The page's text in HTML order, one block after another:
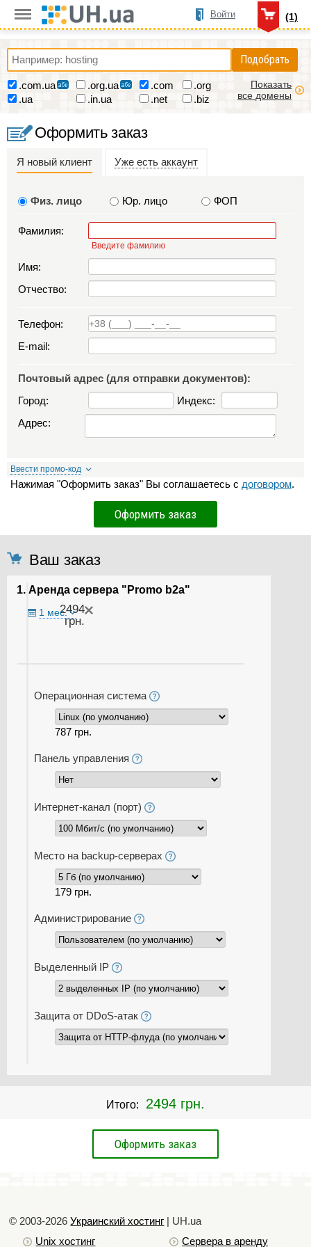
(1)
Войти
Подобрать
.com.ua .org.ua .com
.org
.ua
.in.ua .net .biz
Показать
все домены
Оформить заказ
Я новый клиент Уже есть аккаунт
Физ. лицо Юр. лицо ФОП
Фамилия:
Введите фамилию
Имя:
Отчество:
Телефон:
E-mail:
Почтовый адрес (для отправки документов):
Город:
Индекс:
Адрес:
Ввести промо-код
Нажимая "Оформить заказ" Вы соглашаетесь с договором.
Ваш заказ
2494
грн.
1 мес.
1. Аренда сервера "Promo b2a"
Операционная система
787 грн.
Панель управления
Интернет-канал (порт)
Место на backup-серверах
179 грн.
Администрирование
Выделенный IP
Защита от DDoS-атак
Итого: 2494 грн.
© 2003-2026Украинский хостинг | UH.ua
Unix хостинг
Сервера в аренду